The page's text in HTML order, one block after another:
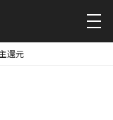
ィングス株式会社
還元